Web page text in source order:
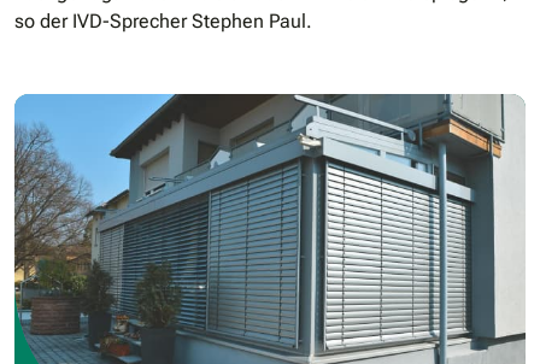
so der IVD-Sprecher Stephen Paul.